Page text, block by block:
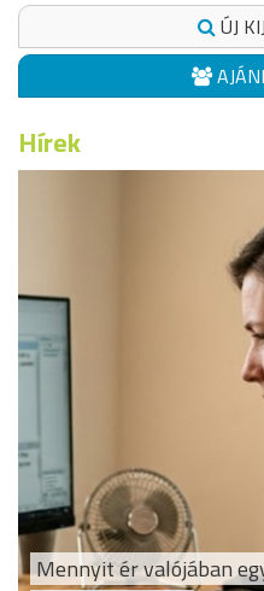
ÚJ
Hírek
Mennyit ér valójában